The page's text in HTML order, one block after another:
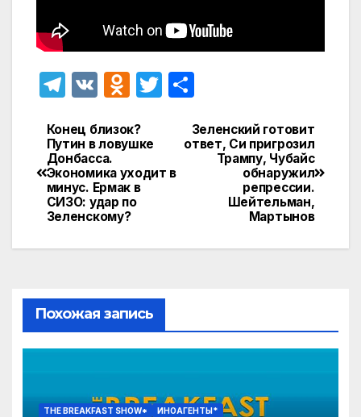
T
e
gr
a
m
V
O
n
kl
a
ni
ki
T
itt п
Навигация
по
записям
Зеленский готовит
ответ, Си пригрозил
Трампу, Чубайс
обнаружил
репрессии.
Шейтельман,
Мартынов
Конец близок?
Путин в ловушке
Донбасса.
Экономика уходит в
минус. Ермак в
СИЗО: удар по
Зеленскому?
Похожая запись
THE BREAKFAST SHOW* ИНОАГЕНТЫ*